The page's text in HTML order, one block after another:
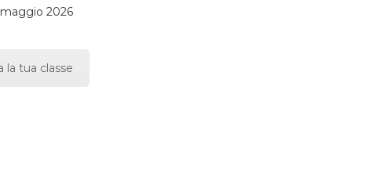
2026
la tua classe